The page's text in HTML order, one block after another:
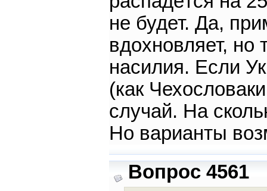
не будет. Да,
вдохновляет,
насилия. Если
(как
случай. На
Но варианты
Вопрос 4561